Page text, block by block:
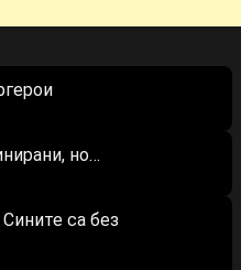
но…
са без